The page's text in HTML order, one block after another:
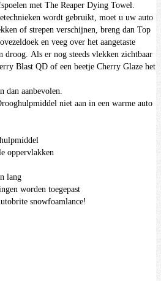
met The Reaper Dying Towel.
wordt gebruikt, moet u uw auto
of strepen verschijnen, breng dan Top
en veeg over het aangetaste
droog. Als er nog steeds vlekken zichtbaar
Blast QD of een beetje Cherry Glaze het
dan aanbevolen.
niet aan in een warme auto
oppervlakken
lang
worden toegepast
snowfoamlance!